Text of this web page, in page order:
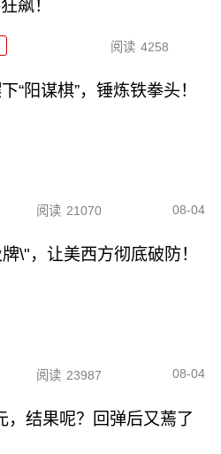
飙！
阅读 4258
“阳谋棋”，锤炼铁拳头！
阅读 21070 08-04
\"，让美西方彻底破防！
阅读 23987 08-04
，结果呢？回弹后又蔫了